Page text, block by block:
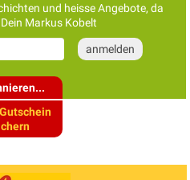
und heisse Angebote, da
Markus Kobelt